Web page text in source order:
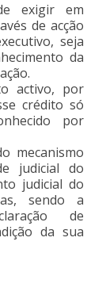
exigir em
de acção
seja
da
activo, por
crédito só
por
mecanismo
judicial do
judicial do
sendo a
de
da sua